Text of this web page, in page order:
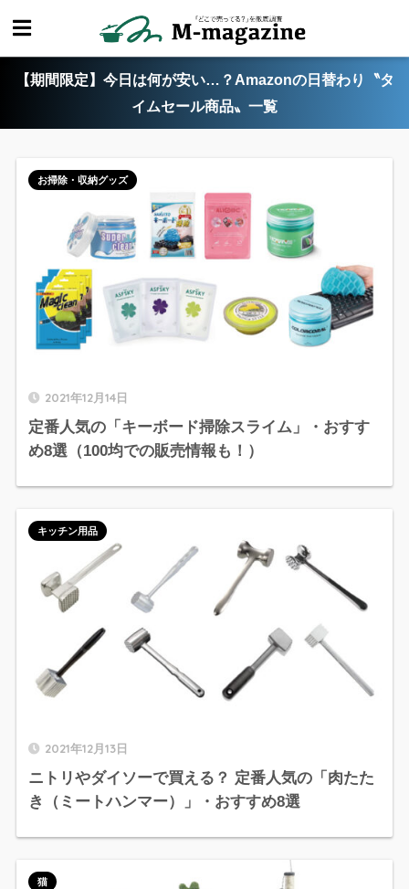
【期間限定】今日は何が安い…？Amazonの日替わり〝タ
イムセール商品〟一覧
2021年12月14日
定番人気の「キーボード掃除スライム」・おすす
め8選（100均での販売情報も！）
お掃除・収納グッズ
2021年12月13日
ニトリやダイソーで買える？ 定番人気の「肉たた
き（ミートハンマー）」・おすすめ8選
キッチン用品
猫